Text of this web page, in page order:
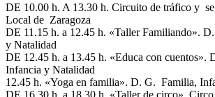
DE 10.00 h. A 13.30 h. Circuito de tráfico y
Local de Zaragoza
DE 11.15 h. a 12.45 h. «Taller Familiando».
y Natalidad
DE 12.45 h. a 13.45 h. «Educa con cuentos».
Infancia y Natalidad
12.45 h. «Yoga en familia». D. G. Familia,
DE 16.30 h. a 18.30 h. «Taller de circo».